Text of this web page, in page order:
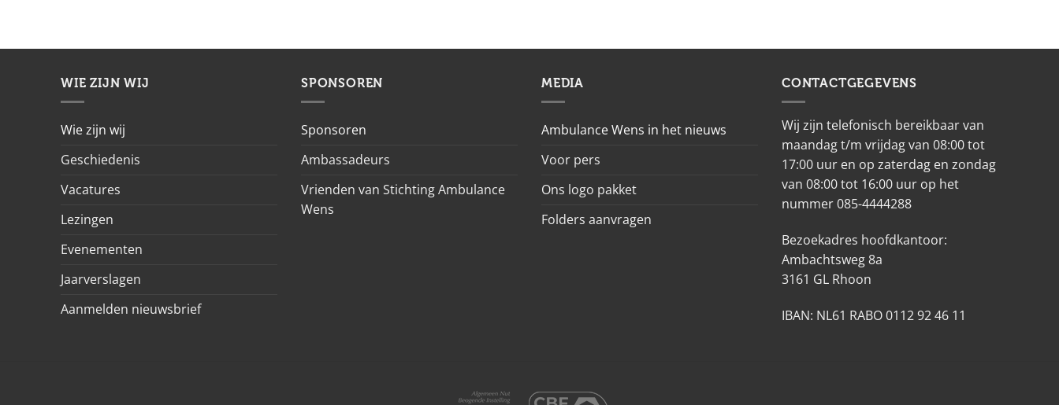
WIE ZIJN WIJ
Wie zijn wij
Geschiedenis
Vacatures
Lezingen
Evenementen
Jaarverslagen
Aanmelden nieuwsbrief
SPONSOREN
Sponsoren
Ambassadeurs
Vrienden van Stichting Ambulance
Wens
MEDIA
Ambulance Wens in het nieuws
Voor pers
Ons logo pakket
Folders aanvragen
CONTACTGEGEVENS
Wij zijn telefonisch bereikbaar van
maandag t/m vrijdag van 08:00 tot
17:00 uur en op zaterdag en zondag
van 08:00 tot 16:00 uur op het
nummer 085-4444288
Bezoekadres hoofdkantoor:
Ambachtsweg 8a
3161 GL Rhoon
IBAN: NL61 RABO 0112 92 46 11